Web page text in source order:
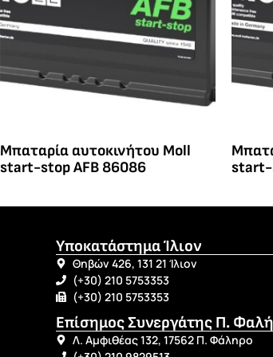
Μπαταρία αυτοκινήτου Moll
start-stop AFB 86086
start-
Υποκατάστημα Ίλιον
Θηβών 426, 131 21 Ίλιον
(+30) 210 5753353
(+30) 210 5753353
Επίσημος Συνεργάτης Π.
Λ. Αμφιθέας 132, 17562 Π. Φάληρο